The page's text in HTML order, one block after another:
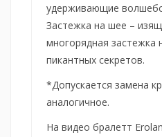
удерживающие
Застежка на шее –
многорядная застежка
пикантных секретов.
*Допускается замена
аналогичное.
На видео бралетт